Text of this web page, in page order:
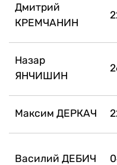
Дмитрий
КРЕМЧАНИН
Назар
ЯНЧИШИН
Максим ДЕРКАЧ
Василий ДЕБИЧ